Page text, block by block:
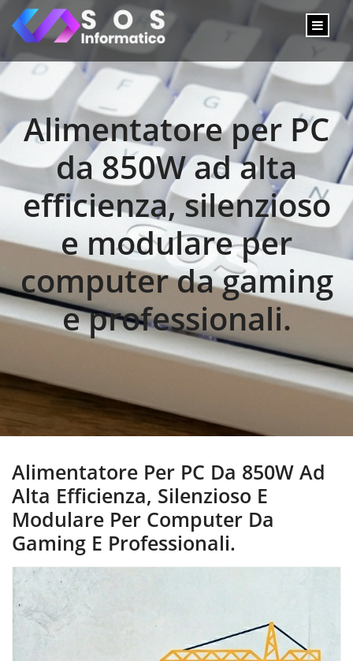
Alimentatore per PC
da 850W ad alta
efficienza, silenzioso
e modulare per
computer da gaming
e professionali.
Alimentatore Per PC Da 850W Ad
Alta Efficienza, Silenzioso E
Modulare Per Computer Da
Gaming E Professionali.